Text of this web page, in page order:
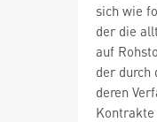
sich wie
der die
auf
der durch
deren